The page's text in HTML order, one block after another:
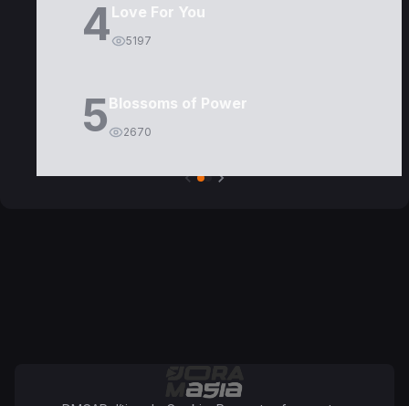
4Love For You
5197
5Blossoms of Power
2670